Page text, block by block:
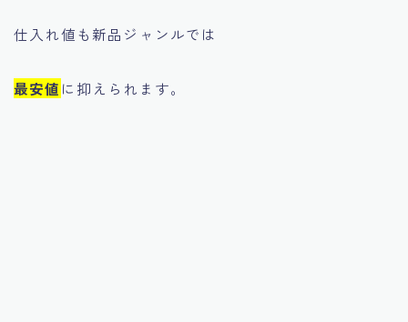
仕入れ値も新品ジャンルでは
最安値 に抑えられます。